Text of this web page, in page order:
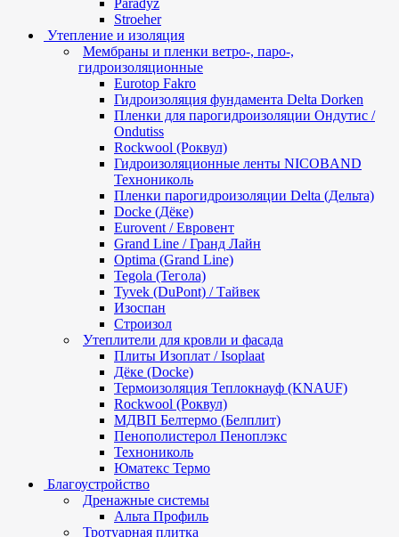
Paradyz
Stroeher
Утепление и изоляция
Мембраны и пленки ветро-, паро-,
гидроизоляционные
Eurotop Fakro
Гидроизоляция фундамента Delta Dorken
Пленки для парогидроизоляции Ондутис /
Ondutiss
Rockwool (Роквул)
Гидроизоляционные ленты NICOBAND
Технониколь
Пленки парогидроизоляции Delta (Дельта)
Docke (Дёке)
Eurovent / Евровент
Grand Line / Гранд Лайн
Optima (Grand Line)
Tegola (Тегола)
Tyvek (DuPont) / Тайвек
Изоспан
Строизол
Утеплители для кровли и фасада
Плиты Изоплат / Isoplaat
Дёке (Docke)
Термоизоляция Теплокнауф (KNAUF)
Rockwool (Роквул)
МДВП Белтермо (Белплит)
Пенополистерол Пеноплэкс
Технониколь
Юматекс Термо
Благоустройство
Дренажные системы
Альта Профиль
Тротуарная плитка